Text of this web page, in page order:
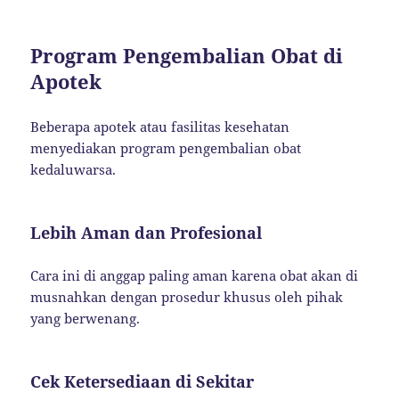
Program Pengembalian Obat di
Apotek
Beberapa apotek atau fasilitas kesehatan
menyediakan program pengembalian obat
kedaluwarsa.
Lebih Aman dan Profesional
Cara ini di anggap paling aman karena obat akan di
musnahkan dengan prosedur khusus oleh pihak
yang berwenang.
Cek Ketersediaan di Sekitar